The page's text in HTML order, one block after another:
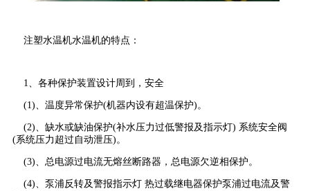
注塑水温机水温机的特点：
1、各种保护装置设计周到，安全
(1)、温度异常保护(机器内设有超温保护)。
(2)、缺水或缺油保护(补水压力过低警报及指示灯) 系统安全阀
(系统压力超过自动泄压)。
(3)、总电源过电流无熔丝断路器，总电源欠逆相保护。
(4)、泵浦反转及警报指示灯 热过载继电器保护泵浦过电流及警